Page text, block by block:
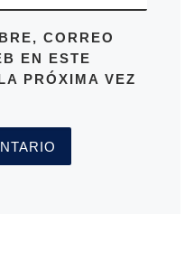
CORREO
EN ESTE
PRÓXIMA VEZ